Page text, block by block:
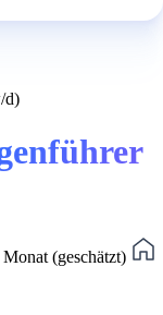
d)
(geschätzt)